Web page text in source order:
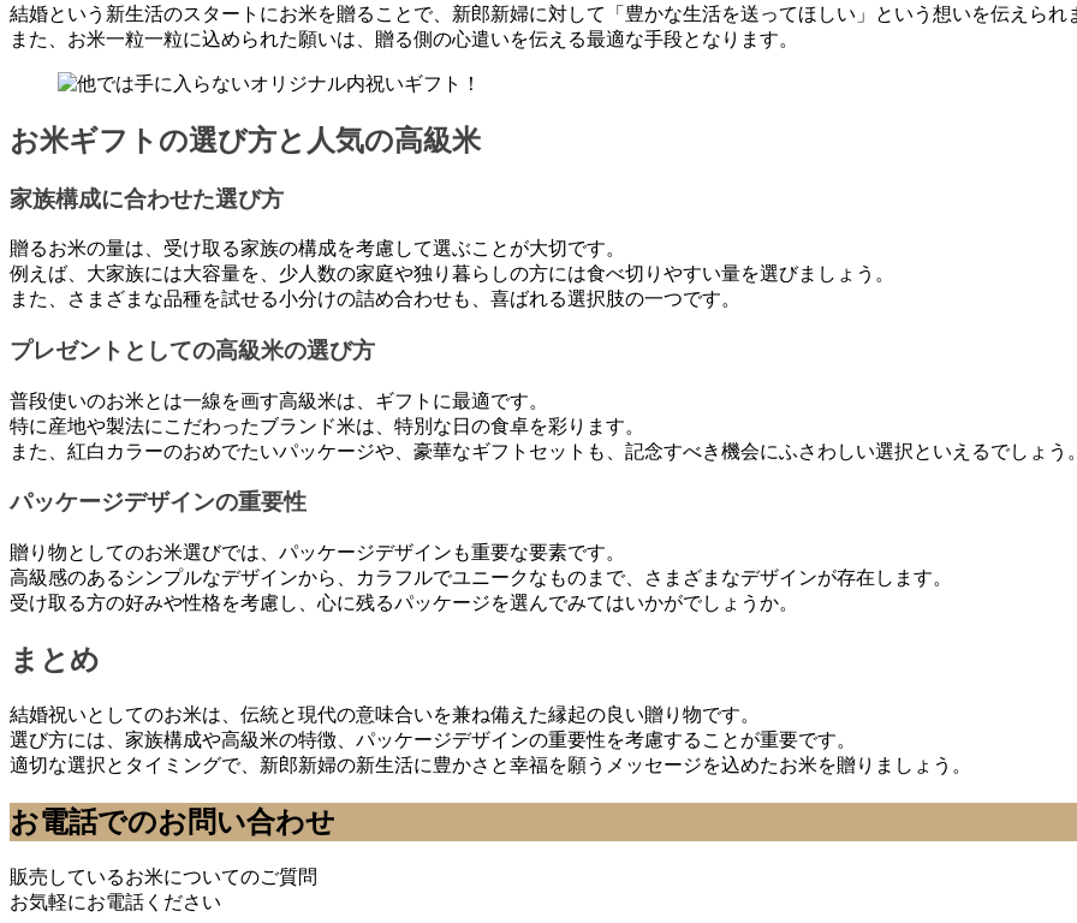
結婚という新生活のスタートにお米を贈ることで、新郎新婦に対して「豊かな生活を送ってほしい」という想いを伝えられ
また、お米一粒一粒に込められた願いは、贈る側の心遣いを伝える最適な手段となります。
お米ギフトの選び方と人気の高級米
家族構成に合わせた選び方
贈るお米の量は、受け取る家族の構成を考慮して選ぶことが大切です。
例えば、大家族には大容量を、少人数の家庭や独り暮らしの方には食べ切りやすい量を選びましょう。
また、さまざまな品種を試せる小分けの詰め合わせも、喜ばれる選択肢の一つです。
プレゼントとしての高級米の選び方
普段使いのお米とは一線を画す高級米は、ギフトに最適です。
特に産地や製法にこだわったブランド米は、特別な日の食卓を彩ります。
また、紅白カラーのおめでたいパッケージや、豪華なギフトセットも、記念すべき機会にふさわしい選択といえるでしょう
パッケージデザインの重要性
贈り物としてのお米選びでは、パッケージデザインも重要な要素です。
高級感のあるシンプルなデザインから、カラフルでユニークなものまで、さまざまなデザインが存在します。
受け取る方の好みや性格を考慮し、心に残るパッケージを選んでみてはいかがでしょうか。
まとめ
結婚祝いとしてのお米は、伝統と現代の意味合いを兼ね備えた縁起の良い贈り物です。
選び方には、家族構成や高級米の特徴、パッケージデザインの重要性を考慮することが重要です。
適切な選択とタイミングで、新郎新婦の新生活に豊かさと幸福を願うメッセージを込めたお米を贈りましょう。
お電話でのお問い合わせ
販売しているお米についてのご質問
お気軽にお電話ください